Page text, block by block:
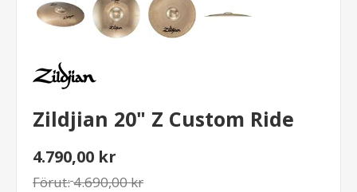
Zildjian 20" Z Custom Ride
4.790,00 kr
Förut:4.690,00 kr